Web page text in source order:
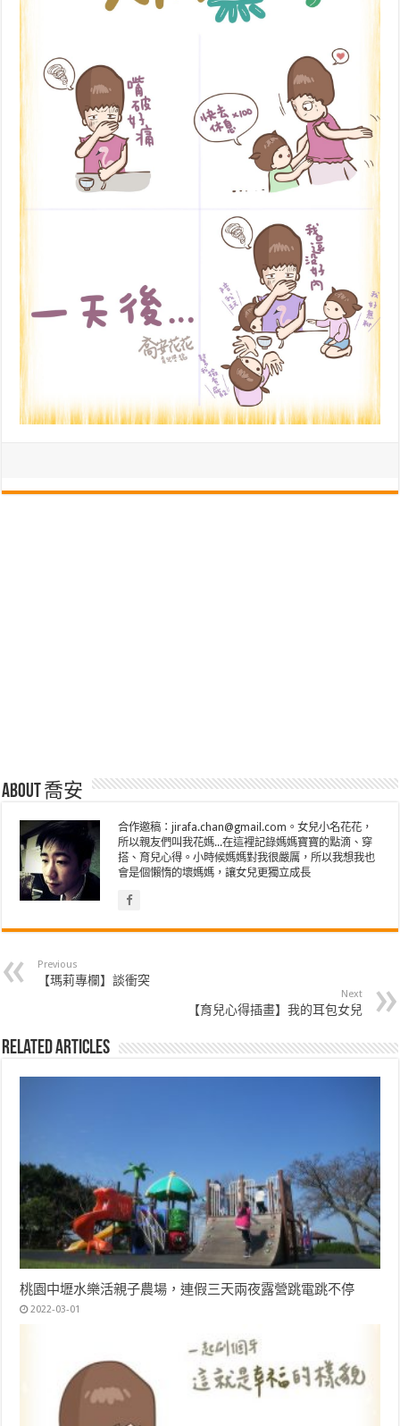
About 喬安
合作邀稿：jirafa.chan@gmail.com。女兒小名花花，
所以親友們叫我花媽...在這裡記錄媽媽寶寶的點滴、穿
搭、育兒心得。小時候媽媽對我很嚴厲，所以我想我也
會是個懶惰的壞媽媽，讓女兒更獨立成長
Previous
【瑪莉專欄】談衝突
Next
【育兒心得插畫】我的耳包女兒
Related Articles
桃園中壢水樂活親子農場，連假三天兩夜露營跳電跳不停
2022-03-01